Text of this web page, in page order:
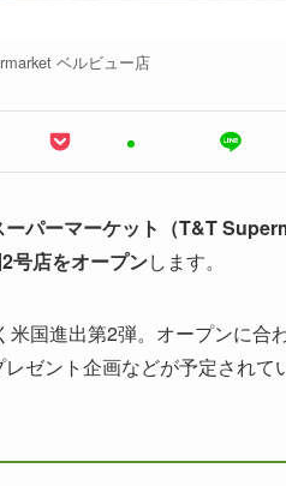
ベルビュー店
パーマーケット（T&T
号店をオープンします。
国進出第2弾。オープンに合
ゼント企画などが予定されて